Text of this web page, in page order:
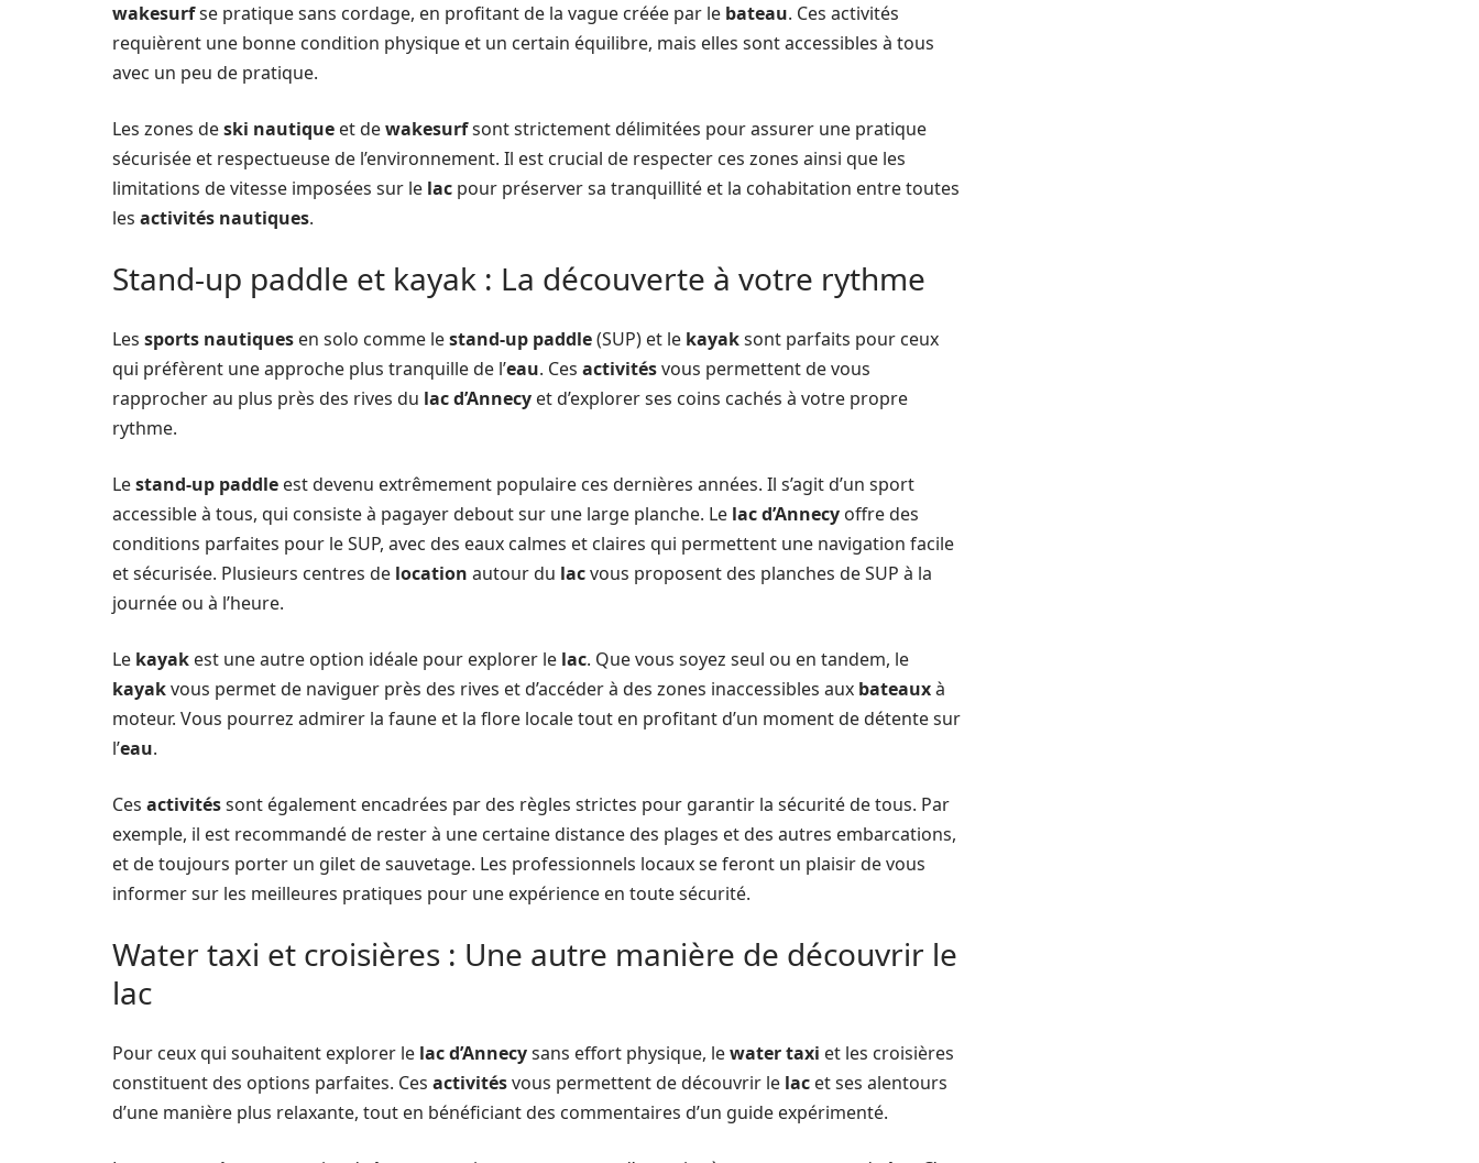
wakesurfse pratique sans cordage, en profitant de la vague créée par le bateau. Ces activités
requièrent une bonne condition physique et un certain équilibre, mais elles sont accessibles à tous
avec un peu de pratique.
Les zones deski nautique et dewakesurfsont strictement délimitées pour assurer une pratique
sécurisée et respectueuse de l’environnement. Il est crucial de respecter ces zones ainsi que les
limitations de vitesse imposées sur le lac pour préserver sa tranquillité et la cohabitation entre toutes
les activités nautiques.
Stand-up paddle et kayak : La découverte à votre rythme
Les sports nautiques en solo comme lestand-up paddle(SUP) et le kayaksont parfaits pour ceux
qui préfèrent une approche plus tranquille de l’eau. Ces activitésvous permettent de vous
rapprocher au plus près des rives du lac d’Annecy et d’explorer ses coins cachés à votre propre
rythme.
Lestand-up paddle est devenu extrêmement populaire ces dernières années. Il s’agit d’un sport
accessible à tous, qui consiste à pagayer debout sur une large planche. Le lac d’Annecy offre des
conditions parfaites pour le SUP, avec des eaux calmes et claires qui permettent une navigation facile
et sécurisée. Plusieurs centres de location autour du lacvous proposent des planches de SUP à la
journée ou à l’heure.
Le kayak est une autre option idéale pour explorer le lac. Que vous soyez seul ou en tandem, le
kayakvous permet de naviguer près des rives et d’accéder à des zones inaccessibles aux bateauxà
moteur. Vous pourrez admirer la faune et la flore locale tout en profitant d’un moment de détente sur
l’eau.
Ces activitéssont également encadrées par des règles strictes pour garantir la sécurité de tous. Par
exemple, il est recommandé de rester à une certaine distance des plages et des autres embarcations,
et de toujours porter un gilet de sauvetage. Les professionnels locaux se feront un plaisir de vous
informer sur les meilleures pratiques pour une expérience en toute sécurité.
Water taxi et croisières : Une autre manière de découvrir le
lac
Pour ceux qui souhaitent explorer le lac d’Annecysans effort physique, lewater taxi et les croisières
constituent des options parfaites. Ces activitésvous permettent de découvrir le lac et ses alentours
d’une manière plus relaxante, tout en bénéficiant des commentaires d’un guide expérimenté.